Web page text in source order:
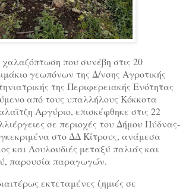
που συνέβη στις 20
γεωπόνων της Δ/νσης Αγροτικής
της Περιφερειακής Ενότητας
από τους υπαλλήλους Κόκκοτα
Αργύριο, επισκέφθηκε στις 22
σε περιοχές τoυ Δήμου Πύδνας-
στο ΔΔ Κίτρους, ανάμεσα
και Λουλουδιές μεταξύ παλιάς και
παρουσία παραγωγών.
εκτεταμένες ζημιές σε